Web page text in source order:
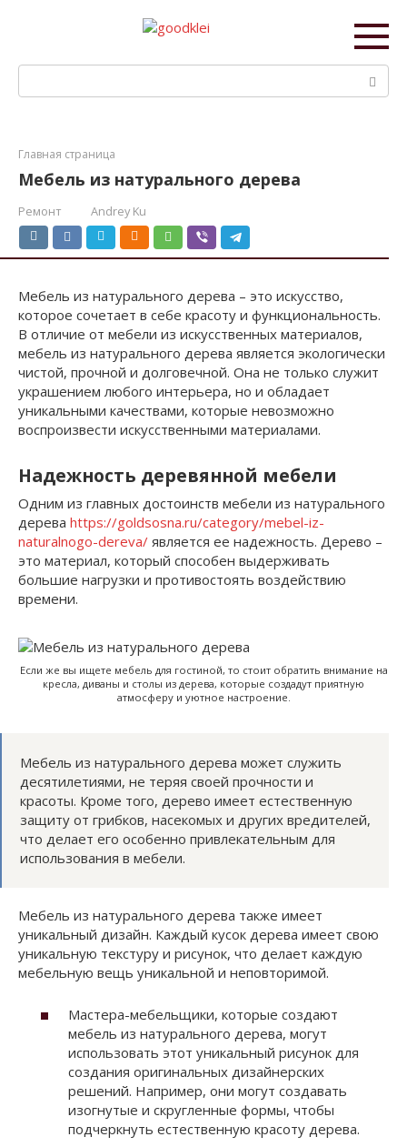
Главная страница
Мебель из натурального дерева
Ремонт Andrey Ku
Мебель из натурального дерева – это искусство,
которое сочетает в себе красоту и функциональность.
В отличие от мебели из искусственных материалов,
мебель из натурального дерева является экологически
чистой, прочной и долговечной. Она не только служит
украшением любого интерьера, но и обладает
уникальными качествами, которые невозможно
воспроизвести искусственными материалами.
Надежность деревянной мебели
Одним из главных достоинств мебели из натурального
дерева https://goldsosna.ru/category/mebel-iz-
naturalnogo-dereva/ является ее надежность. Дерево –
это материал, который способен выдерживать
большие нагрузки и противостоять воздействию
времени.
Если же вы ищете мебель для гостиной, то стоит обратить внимание на
кресла, диваны и столы из дерева, которые создадут приятную
атмосферу и уютное настроение.
Мебель из натурального дерева может служить
десятилетиями, не теряя своей прочности и
красоты. Кроме того, дерево имеет естественную
защиту от грибков, насекомых и других вредителей,
что делает его особенно привлекательным для
использования в мебели.
Мебель из натурального дерева также имеет
уникальный дизайн. Каждый кусок дерева имеет свою
уникальную текстуру и рисунок, что делает каждую
мебельную вещь уникальной и неповторимой.
Мастера-мебельщики, которые создают
мебель из натурального дерева, могут
использовать этот уникальный рисунок для
создания оригинальных дизайнерских
решений. Например, они могут создавать
изогнутые и скругленные формы, чтобы
подчеркнуть естественную красоту дерева.